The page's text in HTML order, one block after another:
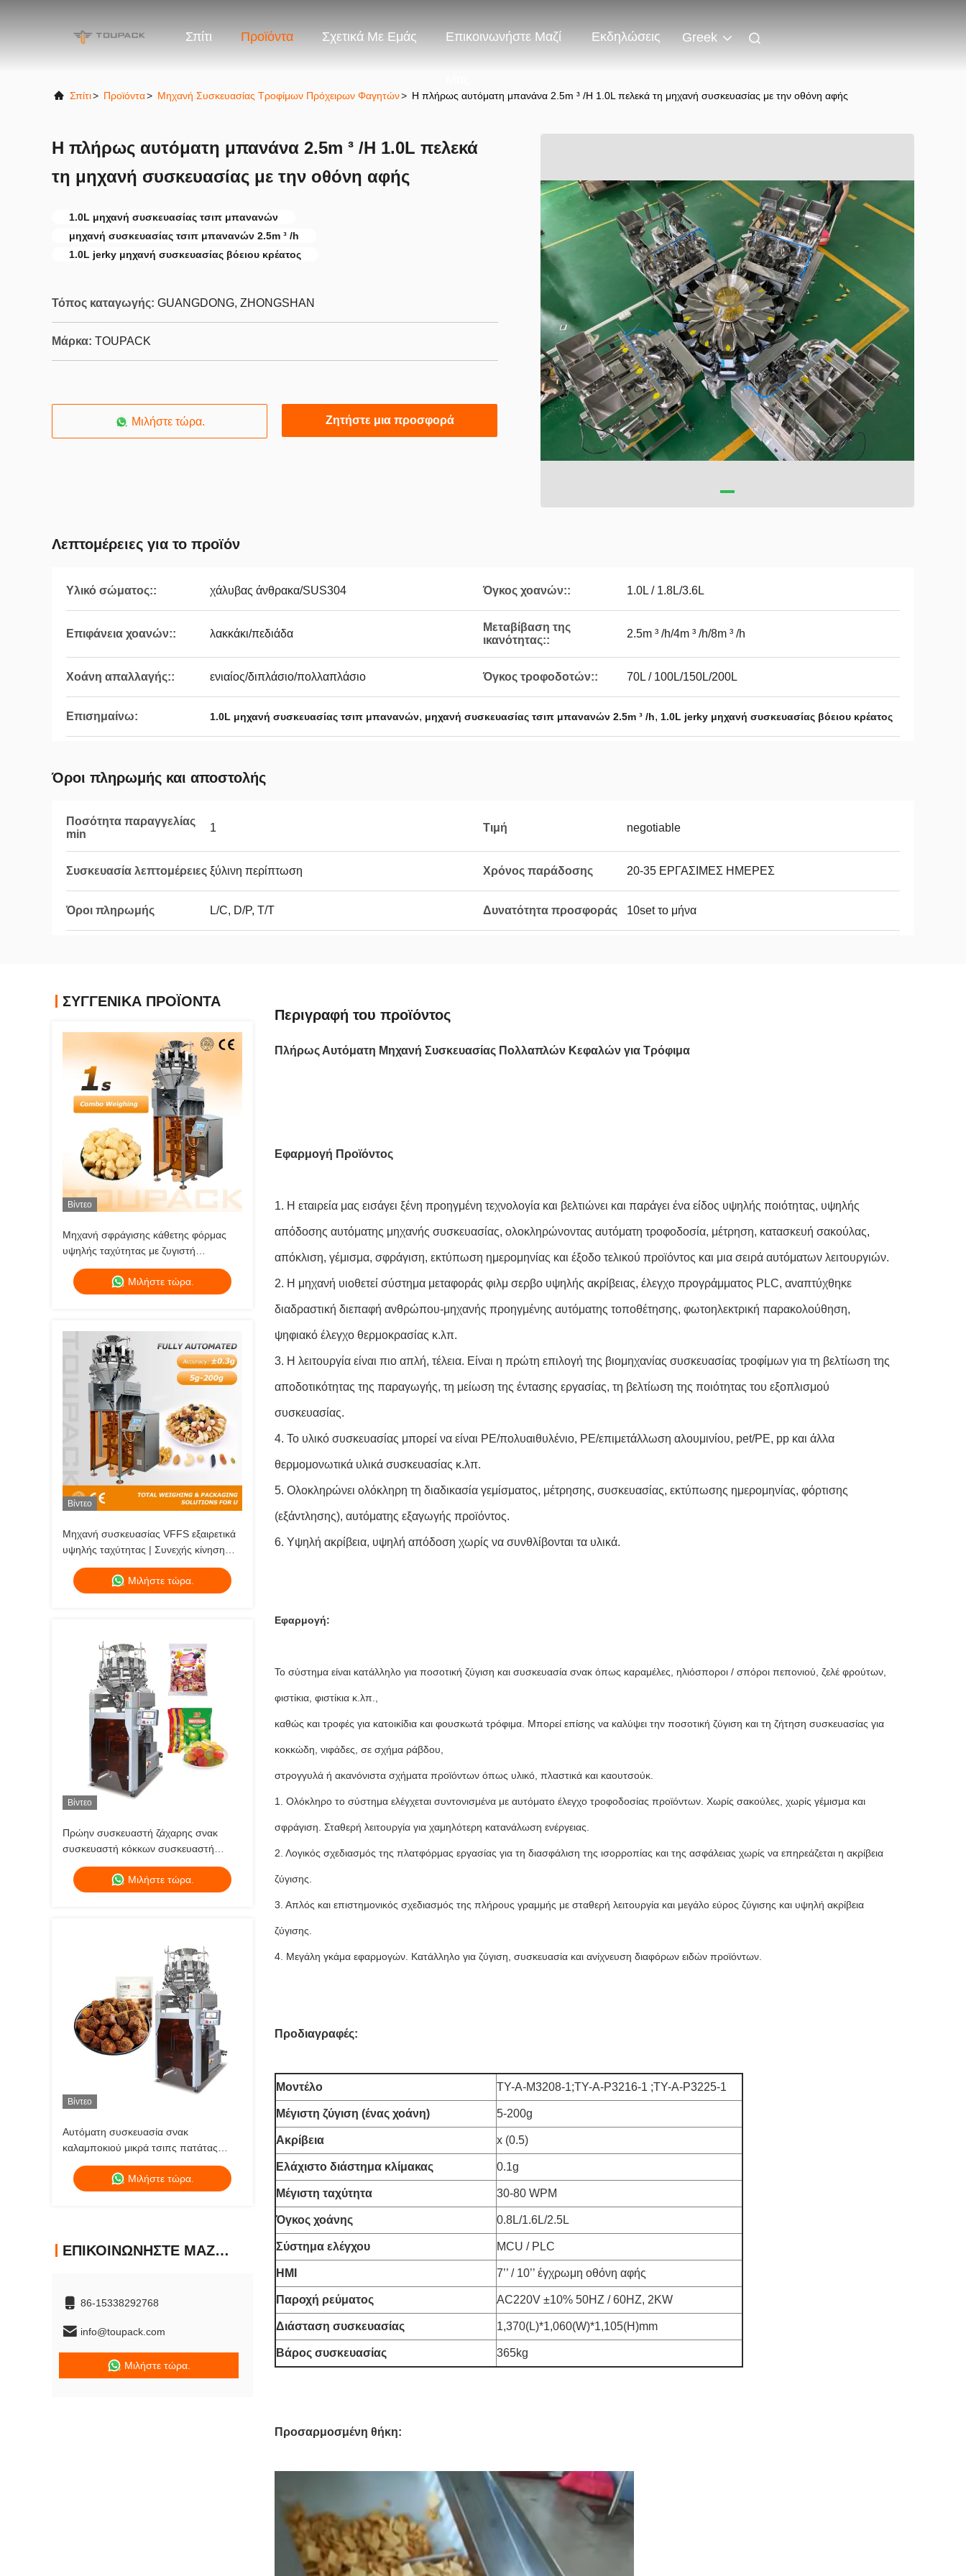
Σπίτι Προϊόντα Σχετικά Με Εμάς Επικοινωνήστε Μαζί Εκδηλώσεις Greek
Σπίτι> Προϊόντα> Μηχανή Συσκευασίας Τροφίμων Πρόχειρων Φαγητών> Η πλήρως αυτόματη μπανάνα 2.5m ³ /H 1.0L πελεκά τη μηχανή συσκευασίας με την οθόνη αφής
Η πλήρως αυτόματη μπανάνα 2.5m ³ /H 1.0L πελεκά
τη μηχανή συσκευασίας με την οθόνη αφής
1.0L μηχανή συσκευασίας τσιπ μπανανών
μηχανή συσκευασίας τσιπ μπανανών 2.5m ³ /h
1.0L jerky μηχανή συσκευασίας βόειου κρέατος
Τόπος καταγωγής: GUANGDONG, ZHONGSHAN
Μάρκα: TOUPACK
Μιλήστε τώρα. Ζητήστε μια προσφορά
Λεπτομέρειες για το προϊόν
Υλικό σώματος:: χάλυβας άνθρακα/SUS304 Όγκος χοανών:: 1.0L / 1.8L/3.6L
Επιφάνεια χοανών:: λακκάκι/πεδιάδα
Μεταβίβαση της
ικανότητας::
2.5m ³ /h/4m ³ /h/8m ³ /h
Χοάνη απαλλαγής:: ενιαίος/διπλάσιο/πολλαπλάσιο Όγκος τροφοδοτών:: 70L / 100L/150L/200L
Επισημαίνω: 1.0L μηχανή συσκευασίας τσιπ μπανανών, μηχανή συσκευασίας τσιπ μπανανών 2.5m ³ /h, 1.0L jerky μηχανή συσκευασίας βόειου κρέατος
Όροι πληρωμής και αποστολής
Ποσότητα παραγγελίας
min
1 Τιμή negotiable
Συσκευασία λεπτομέρειες ξύλινη περίπτωση Χρόνος παράδοσης 20-35 ΕΡΓΑΣΙΜΕΣ ΗΜΕΡΕΣ
Όροι πληρωμής L/C, D/P, T/T Δυνατότητα προσφοράς 10set το μήνα
ΣΥΓΓΕΝΙΚΆ ΠΡΟΪΌΝΤΑ
Βίντεο
Μηχανή σφράγισης κάθετης φόρμας
υψηλής ταχύτητας με ζυγιστή
πολλαπλών κεφαλών (80-200 σάκοι/
λεπτό)
Μιλήστε τώρα.
Βίντεο
Μηχανή συσκευασίας VFFS εξαιρετικά
υψηλής ταχύτητας | Συνεχής κίνηση
80-200 BPM
Μιλήστε τώρα.
Βίντεο
Πρώην συσκευαστή ζάχαρης σνακ
συσκευαστή κόκκων συσκευαστή
λευκών φασολιών συσκευαστή
Μιλήστε τώρα.
Βίντεο
Αυτόματη συσκευασία σνακ
καλαμποκιού μικρά τσιπς πατάτας
σνακ τροφή κάθετη συσκευασία για
σνακ
Μιλήστε τώρα.
ΕΠΙΚΟΙΝΩΝΉΣΤΕ ΜΑΖΊ ΜΑΣ
86-15338292768
info@toupack.com
Μιλήστε τώρα.
Περιγραφή του προϊόντος
Πλήρως Αυτόματη Μηχανή Συσκευασίας Πολλαπλών Κεφαλών για Τρόφιμα
Εφαρμογή Προϊόντος
1. Η εταιρεία μας εισάγει ξένη προηγμένη τεχνολογία και βελτιώνει και παράγει ένα είδος υψηλής ποιότητας, υψηλής
απόδοσης αυτόματης μηχανής συσκευασίας, ολοκληρώνοντας αυτόματη τροφοδοσία, μέτρηση, κατασκευή σακούλας,
απόκλιση, γέμισμα, σφράγιση, εκτύπωση ημερομηνίας και έξοδο τελικού προϊόντος και μια σειρά αυτόματων λειτουργιών.
2. Η μηχανή υιοθετεί σύστημα μεταφοράς φιλμ σερβο υψηλής ακρίβειας, έλεγχο προγράμματος PLC, αναπτύχθηκε
διαδραστική διεπαφή ανθρώπου-μηχανής προηγμένης αυτόματης τοποθέτησης, φωτοηλεκτρική παρακολούθηση,
ψηφιακό έλεγχο θερμοκρασίας κ.λπ.
3. Η λειτουργία είναι πιο απλή, τέλεια. Είναι η πρώτη επιλογή της βιομηχανίας συσκευασίας τροφίμων για τη βελτίωση της
αποδοτικότητας της παραγωγής, τη μείωση της έντασης εργασίας, τη βελτίωση της ποιότητας του εξοπλισμού
συσκευασίας.
4. Το υλικό συσκευασίας μπορεί να είναι PE/πολυαιθυλένιο, PE/επιμετάλλωση αλουμινίου, pet/PE, pp και άλλα
θερμομονωτικά υλικά συσκευασίας κ.λπ.
5. Ολοκληρώνει ολόκληρη τη διαδικασία γεμίσματος, μέτρησης, συσκευασίας, εκτύπωσης ημερομηνίας, φόρτισης
(εξάντλησης), αυτόματης εξαγωγής προϊόντος.
6. Υψηλή ακρίβεια, υψηλή απόδοση χωρίς να συνθλίβονται τα υλικά.
Εφαρμογή:
Το σύστημα είναι κατάλληλο για ποσοτική ζύγιση και συσκευασία σνακ όπως καραμέλες, ηλιόσποροι / σπόροι πεπονιού, ζελέ φρούτων,
φιστίκια, φιστίκια κ.λπ.,
καθώς και τροφές για κατοικίδια και φουσκωτά τρόφιμα. Μπορεί επίσης να καλύψει την ποσοτική ζύγιση και τη ζήτηση συσκευασίας για
κοκκώδη, νιφάδες, σε σχήμα ράβδου,
στρογγυλά ή ακανόνιστα σχήματα προϊόντων όπως υλικό, πλαστικά και καουτσούκ.
1. Ολόκληρο το σύστημα ελέγχεται συντονισμένα με αυτόματο έλεγχο τροφοδοσίας προϊόντων. Χωρίς σακούλες, χωρίς γέμισμα και
σφράγιση. Σταθερή λειτουργία για χαμηλότερη κατανάλωση ενέργειας.
2. Λογικός σχεδιασμός της πλατφόρμας εργασίας για τη διασφάλιση της ισορροπίας και της ασφάλειας χωρίς να επηρεάζεται η ακρίβεια
ζύγισης.
3. Απλός και επιστημονικός σχεδιασμός της πλήρους γραμμής με σταθερή λειτουργία και μεγάλο εύρος ζύγισης και υψηλή ακρίβεια
ζύγισης.
4. Μεγάλη γκάμα εφαρμογών. Κατάλληλο για ζύγιση, συσκευασία και ανίχνευση διαφόρων ειδών προϊόντων.
Προδιαγραφές:
Μοντέλο TY-A-M3208-1;TY-A-P3216-1 ;TY-A-P3225-1
Μέγιστη ζύγιση (ένας χοάνη) 5-200g
Ακρίβεια x (0.5)
Ελάχιστο διάστημα κλίμακας 0.1g
Μέγιστη ταχύτητα 30-80 WPM
Όγκος χοάνης 0.8L/1.6L/2.5L
Σύστημα ελέγχου MCU / PLC
HMI 7’’ / 10’’ έγχρωμη οθόνη αφής
Παροχή ρεύματος AC220V ±10% 50HZ / 60HZ, 2KW
Διάσταση συσκευασίας 1,370(L)*1,060(W)*1,105(H)mm
Βάρος συσκευασίας 365kg
Προσαρμοσμένη θήκη: